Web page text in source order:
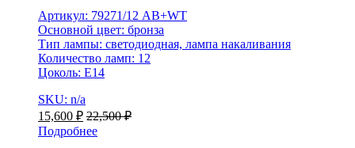
Артикул: 79271/12 AB+WT
Основной цвет: бронза
Тип лампы: светодиодная, лампа накаливания
Количество ламп: 12
Цоколь: Е14
SKU: n/a
15,600 ₽ 22,500₽
Подробнее